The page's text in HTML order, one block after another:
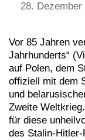
28. Dezember
Vor 85 Jahren
Jahrhunderts“
auf Polen, dem
offiziell mit dem
und
Zweite
für diese
des Stalin-